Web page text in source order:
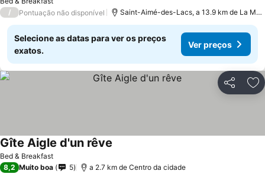
/ Pontuação não disponível Saint-Aimé-des-Lacs, a 13.9 km de La
Selecione as datas para ver os preços
exatos.
Ver preços
Partilhar
Bed & Breakfast
Gîte Aigle d'un rêve
8,2 Muito boa 5 a 2.7 km de Centro da cidade